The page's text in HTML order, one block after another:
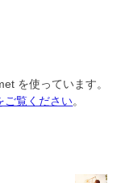
を使っています。
ご覧ください。